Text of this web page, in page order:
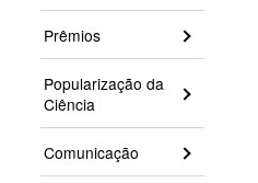
Prêmios
Popularização da
Ciência
Comunicação